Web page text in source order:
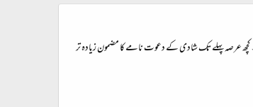
۔ کچھ عرصہ پہلے تک شادی کے دعوت نامے کا مضمون زیادہ تر